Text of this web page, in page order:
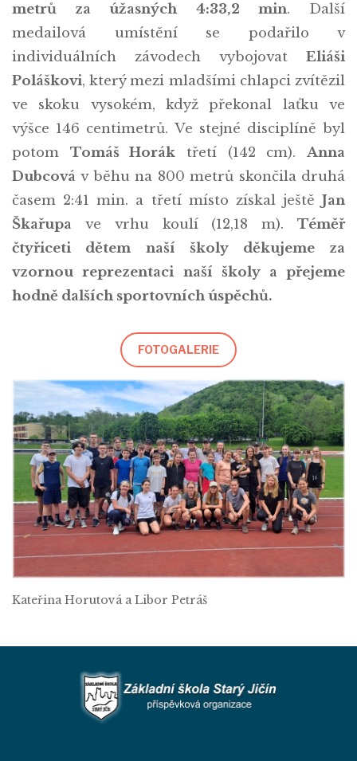
metrů za úžasných 4:33,2 min. Další
medailová umístění se podařilo v
individuálních závodech vybojovat Eliáši
Poláškovi, který mezi mladšími chlapci zvítězil
ve skoku vysokém, když překonal laťku ve
výšce 146 centimetrů. Ve stejné disciplíně byl
potom Tomáš Horák třetí (142 cm).Anna
Dubcová v běhu na 800 metrů skončila druhá
časem 2:41 min. a třetí místo získal ještě Jan
Škařupa ve vrhu koulí (12,18 m). Téměř
čtyřiceti dětem naší školy děkujeme za
vzornou reprezentaci naší školy a přejeme
hodně dalších sportovních úspěchů.
FOTOGALERIE
Kateřina Horutová a Libor Petráš